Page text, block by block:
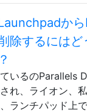
か
除するには
いるのParallels
れ、ライオン、
ランチパッド上